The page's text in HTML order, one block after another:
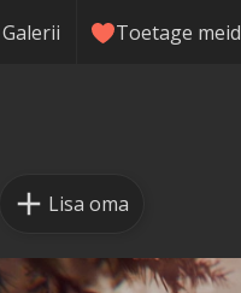
Galerii Toetage meid
Lisa oma